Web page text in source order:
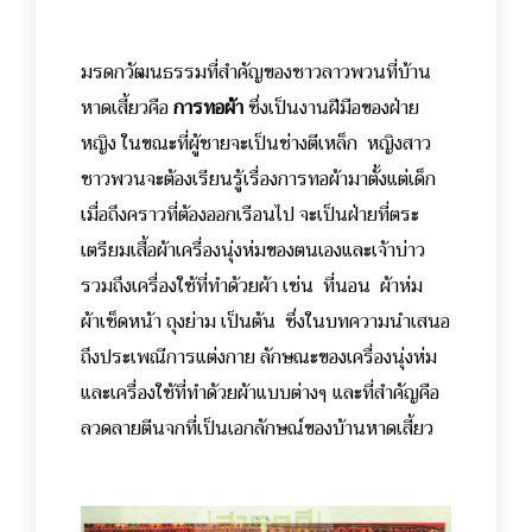
มรดกวัฒนธรรมที่สำคัญของชาวลาวพวนที่บ้าน
หาดเสี้ยวคือการทอผ้าซึ่งเป็นงานฝีมือของฝ่าย
หญิง ในขณะที่ผู้ชายจะเป็นช่างตีเหล็ก หญิงสาว
ชาวพวนจะต้องเรียนรู้เรื่องการทอผ้ามาตั้งแต่เด็ก
เมื่อถึงคราวที่ต้องออกเรือนไป จะเป็นฝ่ายที่ตระ
เตรียมเสื้อผ้าเครื่องนุ่งห่มของตนเองและเจ้าบ่าว
รวมถึงเครื่องใช้ที่ทำด้วยผ้า เช่น ที่นอน ผ้าห่ม
ผ้าเช็ดหน้า ถุงย่าม เป็นต้น ซึ่งในบทความนำเสนอ
ถึงประเพณีการแต่งกาย ลักษณะของเครื่องนุ่งห่ม
และเครื่องใช้ที่ทำด้วยผ้าแบบต่างๆ และที่สำคัญคือ
ลวดลายตีนจกที่เป็นเอกลักษณ์ของบ้านหาดเสี้ยว